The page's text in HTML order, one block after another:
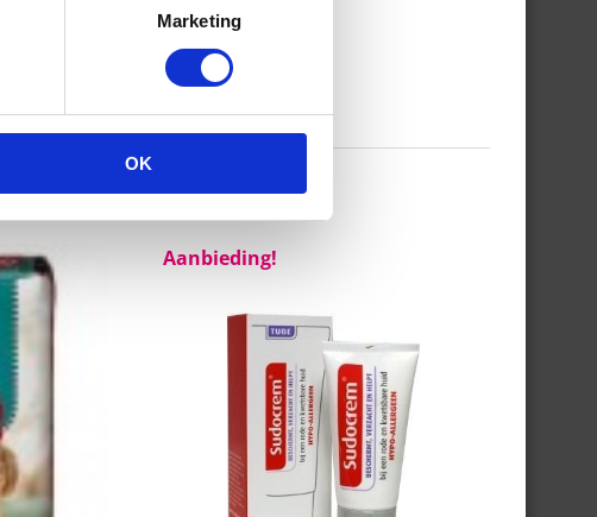
Marketing
OK
Aanbieding!